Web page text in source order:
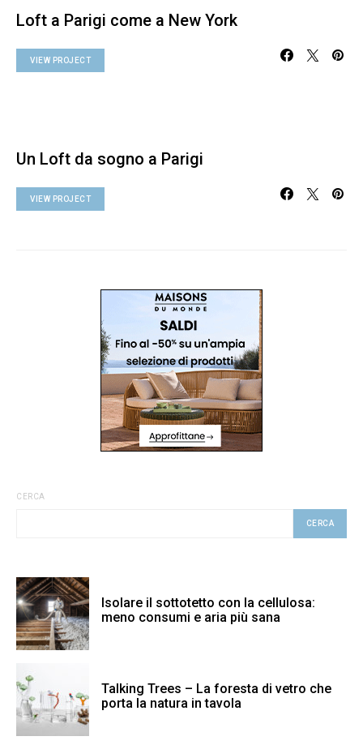
Loft a Parigi come a New York
VIEW PROJECT
Un Loft da sogno a Parigi
VIEW PROJECT
CERCA
CERCA
Isolare il sottotetto con la cellulosa:
meno consumi e aria più sana
Talking Trees – La foresta di vetro che
porta la natura in tavola